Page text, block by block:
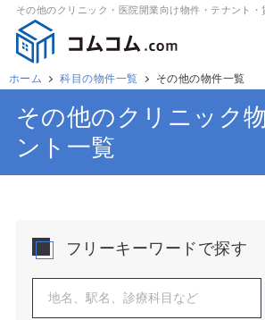
その他のクリニック・医院開業向け物件・テナント・
ホーム 科目の物件一覧 その他の物件一覧
その他のクリニック
ント一覧
フリーキーワードで探す